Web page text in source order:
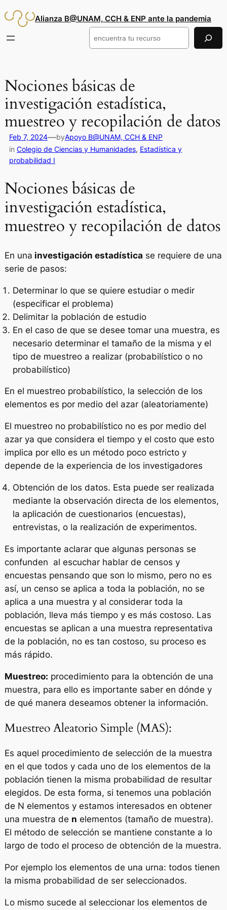
al
Alianza B@UNAM, CCH & ENP ante la pandemia
Buscar
Nociones básicas de
investigación estadística,
muestreo y recopilación de datos
Feb 7, 2024—byApoyo B@UNAM, CCH & ENP
in Colegio de Ciencias y Humanidades, Estadística y
probabilidad I
Nociones básicas de
investigación estadística,
muestreo y recopilación de datos
En una investigación estadística se requiere de una
serie de pasos:
Determinar lo que se quiere estudiar o medir
(especificar el problema)
Delimitar la población de estudio
En el caso de que se desee tomar una muestra, es
necesario determinar el tamaño de la misma y el
tipo de muestreo a realizar (probabilístico o no
probabilístico)
En el muestreo probabilístico, la selección de los
elementos es por medio del azar (aleatoriamente)
El muestreo no probabilístico no es por medio del
azar ya que considera el tiempo y el costo que esto
implica por ello es un método poco estricto y
depende de la experiencia de los investigadores
Obtención de los datos. Esta puede ser realizada
mediante la observación directa de los elementos,
la aplicación de cuestionarios (encuestas),
entrevistas, o la realización de experimentos.
Es importante aclarar que algunas personas se
confunden al escuchar hablar de censos y
encuestas pensando que son lo mismo, pero no es
así, un censo se aplica a toda la población, no se
aplica a una muestra y al considerar toda la
población, lleva más tiempo y es más costoso. Las
encuestas se aplican a una muestra representativa
de la población, no es tan costoso, su proceso es
más rápido.
Muestreo: procedimiento para la obtención de una
muestra, para ello es importante saber en dónde y
de qué manera deseamos obtener la información.
Muestreo Aleatorio Simple (MAS):
Es aquel procedimiento de selección de la muestra
en el que todos y cada uno de los elementos de la
población tienen la misma probabilidad de resultar
elegidos. De esta forma, si tenemos una población
de N elementos y estamos interesados en obtener
una muestra de n elementos (tamaño de muestra).
El método de selección se mantiene constante a lo
largo de todo el proceso de obtención de la muestra.
Por ejemplo los elementos de una urna: todos tienen
la misma probabilidad de ser seleccionados.
Lo mismo sucede al seleccionar los elementos de